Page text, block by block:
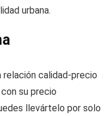
urbana.
calidad-precio
su precio
llevártelo por solo